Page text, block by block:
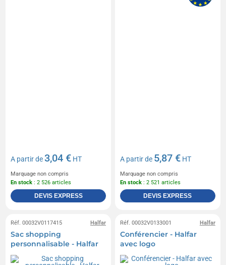
A partir de3,04 € HT
Marquage non compris
En stock : 2 526 articles
DEVIS EXPRESS
A partir de 5,87 € HT
Marquage non compris
En stock : 2 521 articles
DEVIS EXPRESS
Halfar
Réf. 00032V0117415
Sac shopping
personnalisable - Halfar
Halfar
Réf. 00032V0133001
Conférencier - Halfar
avec logo